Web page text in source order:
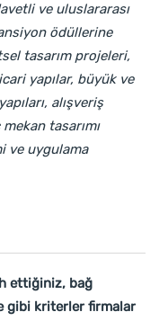
ve uluslararası
ödüllerine
tasarım projeleri,
yapılar, büyük ve
alışveriş
tasarımı
ve uygulama
ettiğiniz, bağ
gibi kriterler firmalar